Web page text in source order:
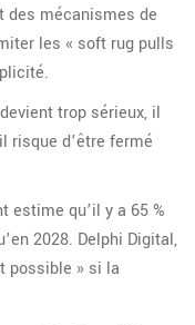
des mécanismes de
les « soft rug pulls
trop sérieux, il
risque d’être fermé
estime qu’il y a 65 %
2028. Delphi Digital,
possible » si la